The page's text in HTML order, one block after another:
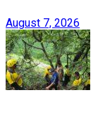
August 7, 2026